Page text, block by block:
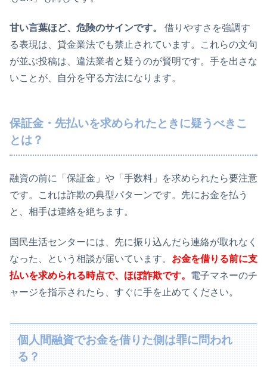
甘い言葉ほど、危険のサインです。
借りやすさを強調す
る表現は、貸金業法でも禁止されています。これらの文句
が並ぶ投稿は、違法業者と疑うのが賢明です。手を出さな
いことが、自分を守る方法になります。
保証金・先払いを求められたときに疑うべきこ
とは？
融資の前に「保証金」や「手数料」を求められたら要注意
です。これは詐欺の典型パターンです。先にお金を払う
と、相手は連絡を絶ちます。
国民生活センターには、先に振り込んだら連絡が取れなく
なった、という相談が届いています。 お金を借りる前に支
払いを求められる時点で、ほぼ詐欺です。 電子マネーのチ
ャージを指示されたら、すぐに手を止めてください。
個人間融資でお金を借りた側は罪に問われ
る？